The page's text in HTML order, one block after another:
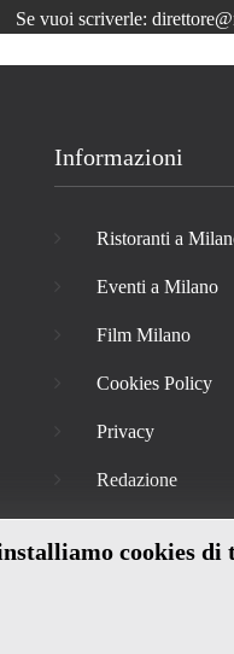
cookies di
Se vuoi scriverle:
Informazioni
Ristoranti a
Eventi a Milano
Film Milano
Cookies Policy
Privacy
Redazione